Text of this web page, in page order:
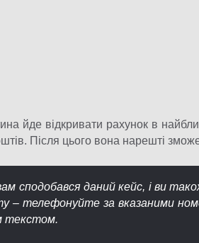
йде відкривати рахунок в
Після цього вона нарешті
сподобався даний кейс, і ви
– телефонуйте за вказаними
текстом.